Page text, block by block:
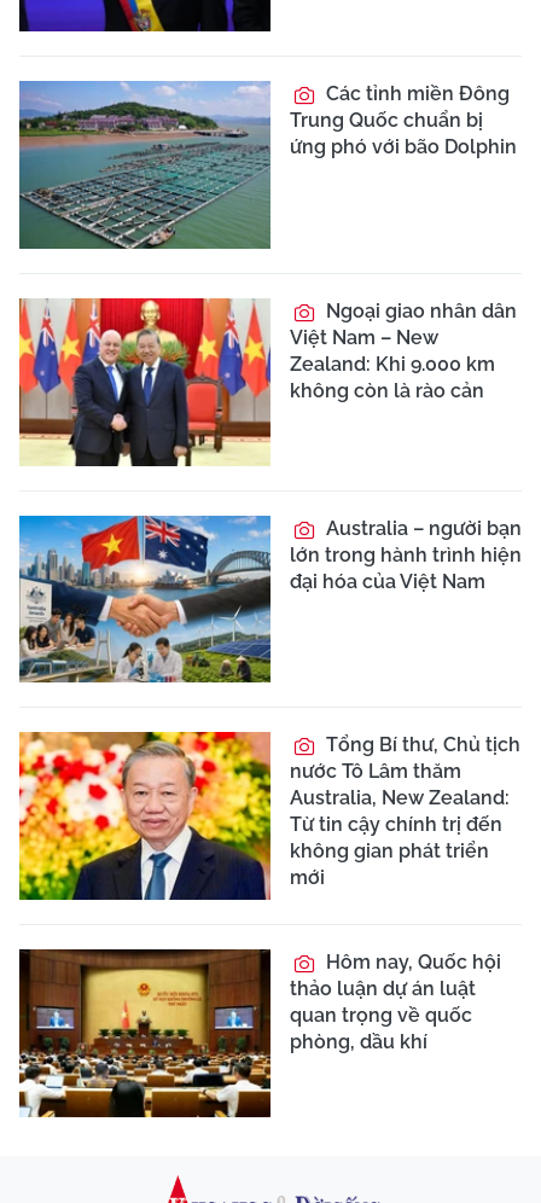
Các tỉnh miền Đông
Trung Quốc chuẩn bị
ứng phó với bão Dolphin
Ngoại giao nhân dân
Việt Nam – New
Zealand: Khi 9.000 km
không còn là rào cản
Australia – người bạn
lớn trong hành trình hiện
đại hóa của Việt Nam
Tổng Bí thư, Chủ tịch
nước Tô Lâm thăm
Australia, New Zealand:
Từ tin cậy chính trị đến
không gian phát triển
mới
Hôm nay, Quốc hội
thảo luận dự án luật
quan trọng về quốc
phòng, dầu khí